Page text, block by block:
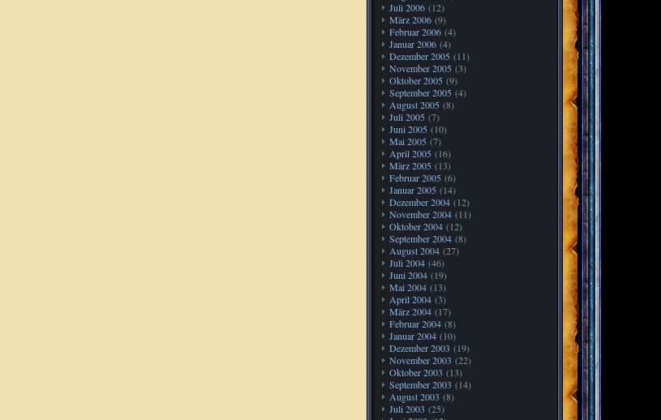
Juli 2006 (12)
März 2006 (9)
Februar 2006 (4)
Januar 2006 (4)
Dezember 2005 (11)
November 2005 (3)
Oktober 2005 (9)
September 2005 (4)
August 2005 (8)
Juli 2005 (7)
Juni 2005 (10)
Mai 2005 (7)
April 2005 (16)
März 2005 (13)
Februar 2005 (6)
Januar 2005 (14)
Dezember 2004 (12)
November 2004 (11)
Oktober 2004 (12)
September 2004 (8)
August 2004 (27)
Juli 2004 (46)
Juni 2004 (19)
Mai 2004 (13)
April 2004 (3)
März 2004 (17)
Februar 2004 (8)
Januar 2004 (10)
Dezember 2003 (19)
November 2003 (22)
Oktober 2003 (13)
September 2003 (14)
August 2003 (8)
Juli 2003 (25)